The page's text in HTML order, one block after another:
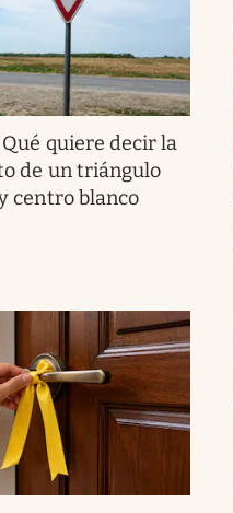
Qué quiere decir la
de un triángulo
centro blanco